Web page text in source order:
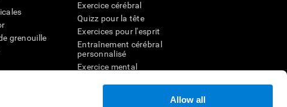
Allow all
grenouille
Exercice cérébral
Quizz pour la tête
Exercices pour l'esprit
Entraînement cérébral
personnalisé
Exercice mental